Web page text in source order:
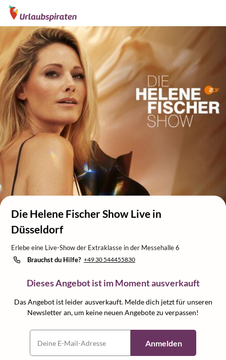
Die Helene Fischer Show Live in
Düsseldorf
Erlebe eine Live-Show der Extraklasse in der Messehalle 6
Brauchst du Hilfe? +49 30 544455830
Dieses Angebot ist im Moment ausverkauft
Das Angebot ist leider ausverkauft. Melde dich jetzt für unseren
Newsletter an, um keine neuen Angebote zu verpassen!
Anmelden